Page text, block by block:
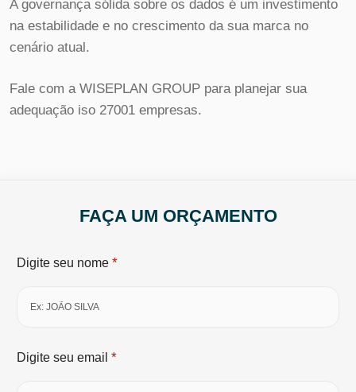
A governança sólida sobre os dados é um investimento
na estabilidade e no crescimento da sua marca no
cenário atual.
Fale com a WISEPLAN GROUP para planejar sua
adequação iso 27001 empresas.
FAÇA UM ORÇAMENTO
Digite seu nome *
Digite seu email *